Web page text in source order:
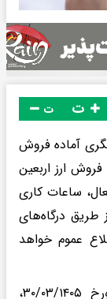
ت
آماده فروش
فروش ارز اربعین
ساعات کاری
درگاه‌های
عموم خواهد
طبق اعلام بانک مرکزی، پیرو اطلاعیه مورخ ۳۰/۰۳/۱۴۰۵،